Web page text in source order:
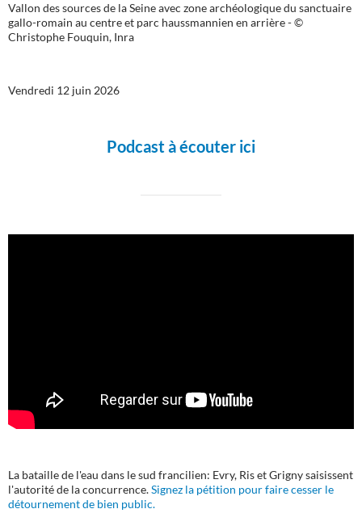
Vallon des sources de la Seine avec zone archéologique du sanctuaire
gallo-romain au centre et parc haussmannien en arrière - ©
Christophe Fouquin, Inra
Vendredi 12 juin 2026
Podcast à écouter ici
La bataille de l'eau dans le sud francilien: Evry, Ris et Grigny saisissent
l'autorité de la concurrence.Signez la pétition pour faire cesser le
détournement de bien public.